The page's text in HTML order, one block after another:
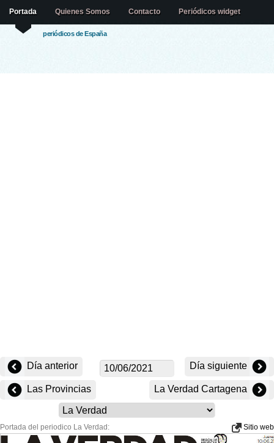
periódicos de España
Portada Quienes Somos Contacto Periódicos widget
Día anterior Día siguiente
Las Provincias La Verdad Cartagena
Portada del periodico La Verdad: Sitio web